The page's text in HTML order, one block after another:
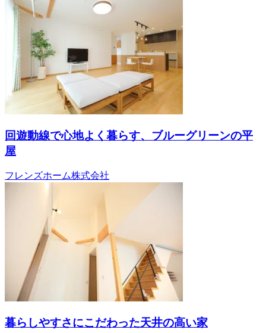
回遊動線で心地よく暮らす、ブルーグリーンの平
屋
フレンズホーム株式会社
暮らしやすさにこだわった天井の高い家